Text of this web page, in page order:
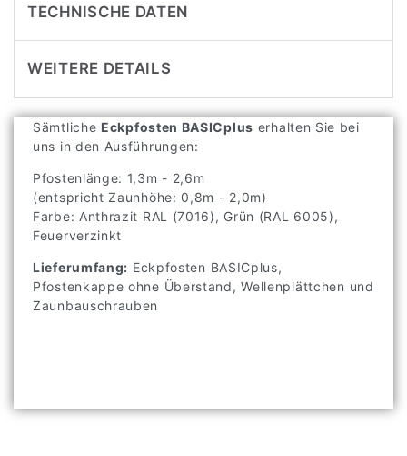
TECHNISCHE DATEN
WEITERE DETAILS
Sämtliche Eckpfosten BASICplus erhalten Sie bei
uns in den Ausführungen:
Pfostenlänge: 1,3m - 2,6m
(entspricht Zaunhöhe: 0,8m - 2,0m)
Farbe: Anthrazit RAL (7016), Grün (RAL 6005),
Feuerverzinkt
Lieferumfang: Eckpfosten BASICplus,
Pfostenkappe ohne Überstand, Wellenplättchen und
Zaunbauschrauben